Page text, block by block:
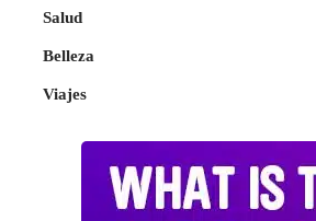
Salud
Belleza
Viajes